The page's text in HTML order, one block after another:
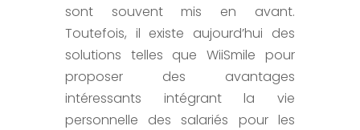
sont souvent mis en avant.
Toutefois, il existe aujourd’hui des
solutions telles que WiiSmile pour
proposer des avantages
intéressants intégrant la vie
personnelle des salariés pour les